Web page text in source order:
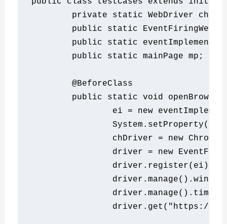
private
static WebDriver
public
static
public
static
public
static mainPage mp ;
@BeforeClass
public
static void openBrowser
		ei
= new
System . setProperty(
		chDriver
= new
		driver
= new
		driver
. register( ei);
		driver
. manage(). window
		driver
. manage().
		driver
. get ( "https://